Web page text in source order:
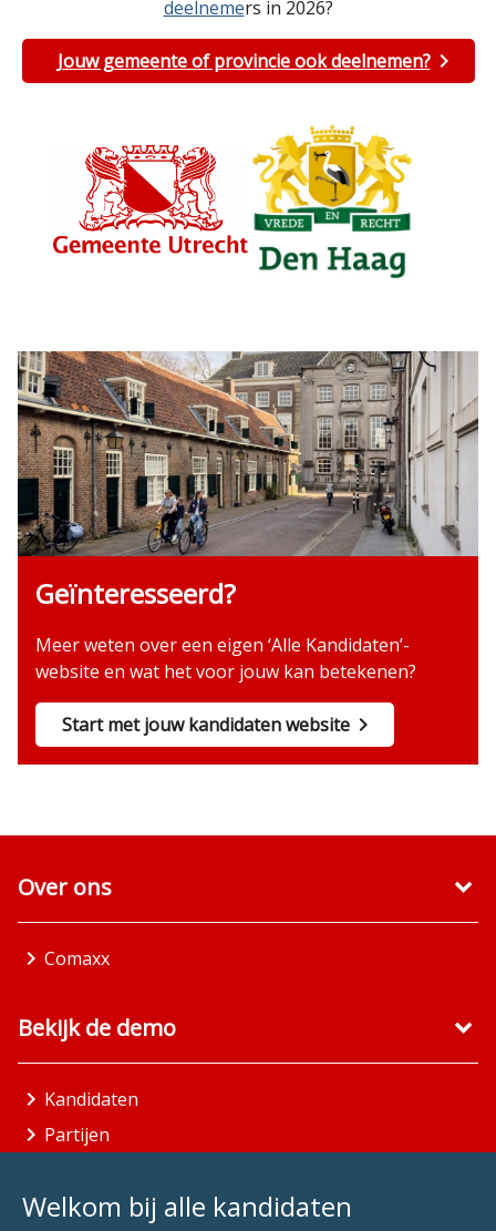
deelnemers in 2026?
Jouw gemeente of provincie ook deelnemen?
Geïnteresseerd?
Meer weten over een eigen ‘Alle Kandidaten’-
website en wat het voor jouw kan betekenen?
Start met jouw kandidaten website
Welkom bij alle kandidaten
Over ons
Comaxx
Bekijk de demo
Kandidaten
Partijen
Aandachtsgebieden